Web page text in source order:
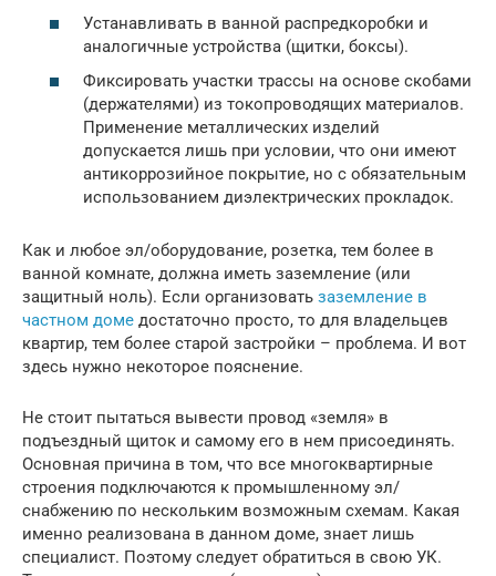
Устанавливать в ванной распредкоробки и
аналогичные устройства (щитки, боксы).
Фиксировать участки трассы на основе скобами
(держателями) из токопроводящих материалов.
Применение металлических изделий
допускается лишь при условии, что они имеют
антикоррозийное покрытие, но с обязательным
использованием диэлектрических прокладок.
Как и любое эл/оборудование, розетка, тем более в
ванной комнате, должна иметь заземление (или
защитный ноль). Если организовать заземление в
частном доме достаточно просто, то для владельцев
квартир, тем более старой застройки – проблема. И вот
здесь нужно некоторое пояснение.
Не стоит пытаться вывести провод «земля» в
подъездный щиток и самому его в нем присоединять.
Основная причина в том, что все многоквартирные
строения подключаются к промышленному эл/
снабжению по нескольким возможным схемам. Какая
именно реализована в данном доме, знает лишь
специалист. Поэтому следует обратиться в свою УК.